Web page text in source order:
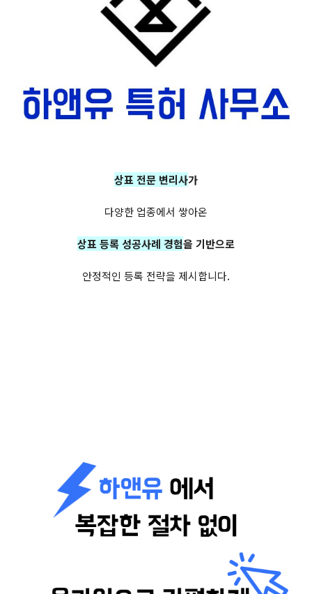
상표 전문 변리사가
다양한 업종에서 쌓아온
상표 등록 성공사례 경험을 기반으로
안정적인 등록 전략을 제시합니다.